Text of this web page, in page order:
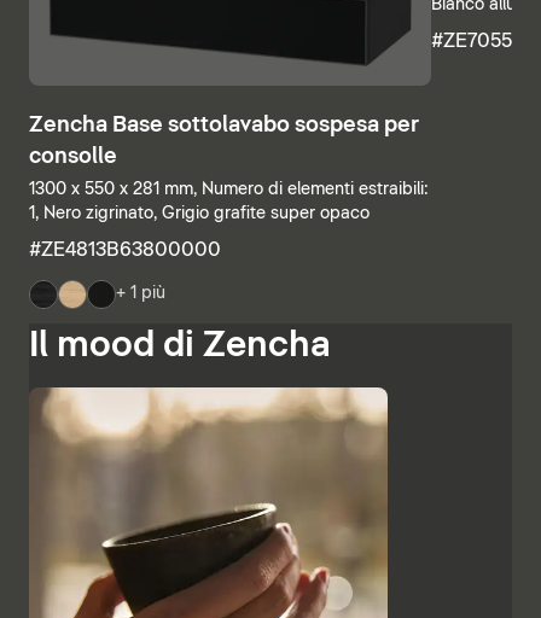
Zencha Base sottolavabo sospesa per
consolle
1300 x 550 x 281 mm, Numero di elementi estraibili:
1, Nero zigrinato, Grigio grafite super opaco
#ZE4813B63800000
+ 1 più
Bianco
Il mood di Zencha